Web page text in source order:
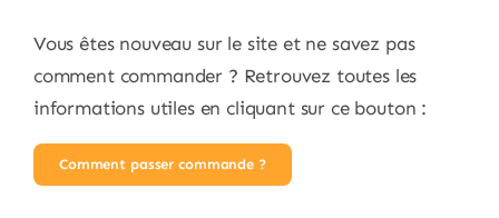
Vous êtes nouveau sur le site et ne savez pas
comment commander ? Retrouvez toutes les
informations utiles en cliquant sur ce bouton :
Comment passer commande ?